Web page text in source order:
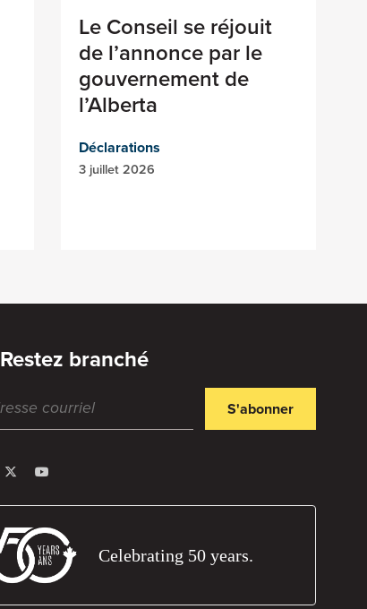
Le Conseil se réjouit
de l’annonce par le
gouvernement de
l’Alberta
Déclarations
3 juillet 2026
Restez branché
S'abonner
Celebrating 50 years.